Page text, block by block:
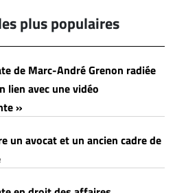
plus populaires
de Marc-André Grenon radiée
lien avec une vidéo
»
un avocat et un ancien cadre de